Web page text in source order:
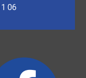
06